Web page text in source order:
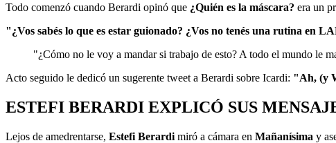
Todo comenzó cuando Berardi opinó que ¿Quién es la máscara? era un
"¿Vos sabés lo que es estar guionado? ¿Vos no tenés una rutina en
"¿Cómo no le voy a mandar si trabajo de esto? A todo el mundo le
Acto seguido le dedicó un sugerente tweet a Berardi sobre Icardi: "Ah, (y
ESTEFI BERARDI EXPLICÓ SUS
Lejos de amedrentarse, Estefi Berardi miró a cámara en Mañanísima y